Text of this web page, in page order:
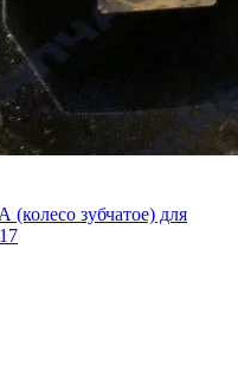
(колесо зубчатое) для